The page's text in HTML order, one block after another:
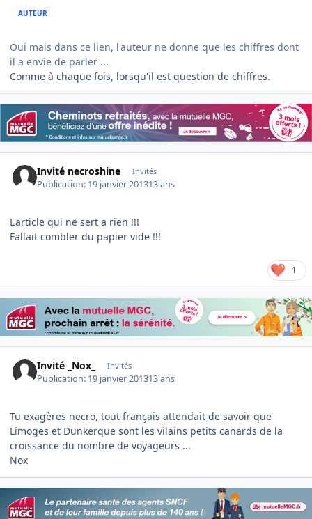
AUTEUR
Oui mais dans ce lien, l'auteur ne donne que les chiffres dont
il a envie de parler ...
Comme à chaque fois, lorsqu'il est question de chiffres.
Invité necroshine Invités
Publication: 19 janvier 201313 ans
L'article qui ne sert a rien !!!
Fallait combler du papier vide !!!
1
Invité _Nox_ Invités
Publication: 19 janvier 201313 ans
Tu exagères necro, tout français attendait de savoir que
Limoges et Dunkerque sont les vilains petits canards de la
croissance du nombre de voyageurs ...
Nox